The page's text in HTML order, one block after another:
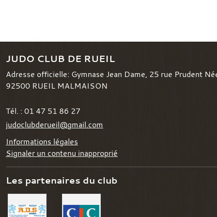
JUDO CLUB DE RUEIL
Adresse officielle: Gymnase Jean Dame, 25 rue Prudent
92500 RUEIL MALMAISON
Tél. : 01 47 51 86 27
judoclubderueil@gmail.com
Informations légales
Signaler un contenu inapproprié
Les partenaires du club